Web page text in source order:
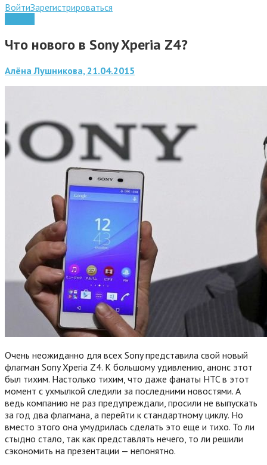
ВойтиЗарегистрироваться
Что нового в Sony Xperia Z4?
Алёна Лушникова, 21.04.2015
Очень неожиданно для всех Sony представила свой новый
флагман Sony Xperia Z4. К большому удивлению, анонс этот
был тихим. Настолько тихим, что даже фанаты HTC в этот
момент с ухмылкой следили за последними новостями. А
ведь компанию не раз предупреждали, просили не выпускать
за год два флагмана, а перейти к стандартному циклу. Но
вместо этого она умудрилась сделать это еще и тихо. То ли
стыдно стало, так как представлять нечего, то ли решили
сэкономить на презентации — непонятно.